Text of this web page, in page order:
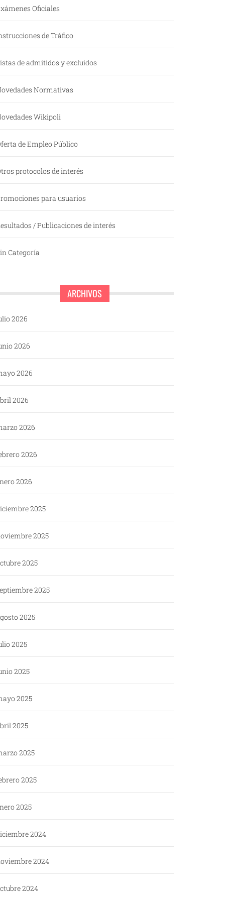
Oficiales
de Tráfico
de admitidos y excluidos
Normativas
Wikipoli
de Empleo Público
protocolos de interés
para usuarios
/ Publicaciones de interés
Categoría
ARCHIVOS
2026
2026
2026
2026
2026
2026
2026
2025
2025
2025
2025
2025
2025
2025
2025
2025
2025
2025
2025
2024
2024
2024